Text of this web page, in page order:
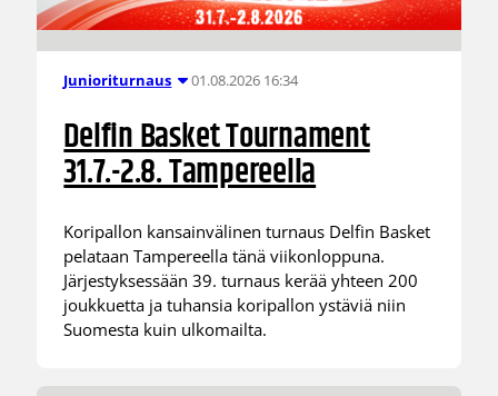
Junioriturnaus 01.08.2026 16:34
Delfin Basket Tournament
31.7.-2.8. Tampereella
Koripallon kansainvälinen turnaus Delfin Basket
pelataan Tampereella tänä viikonloppuna.
Järjestyksessään 39. turnaus kerää yhteen 200
joukkuetta ja tuhansia koripallon ystäviä niin
Suomesta kuin ulkomailta.